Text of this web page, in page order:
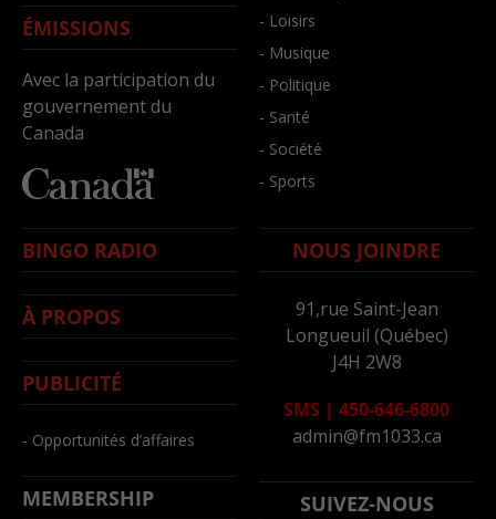
ÉMISSIONS
Avec la participation du
gouvernement du
Canada
- Loisirs
- Musique
- Politique
- Santé
- Société
- Sports
BINGO RADIO
À PROPOS
PUBLICITÉ
- Opportunités d’affaires
MEMBERSHIP
NOUS JOINDRE
91,rue Saint-Jean
Longueuil (Québec)
J4H 2W8
SMS | 450-646-6800
admin@fm1033.ca
SUIVEZ-NOUS